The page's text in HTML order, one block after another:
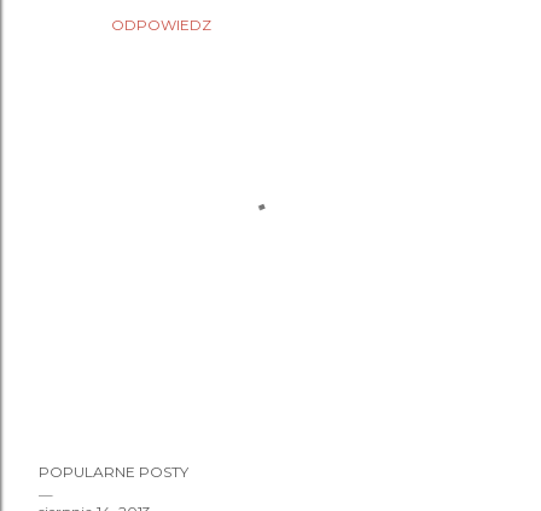
ODPOWIEDZ
r
POPULARNE POSTY